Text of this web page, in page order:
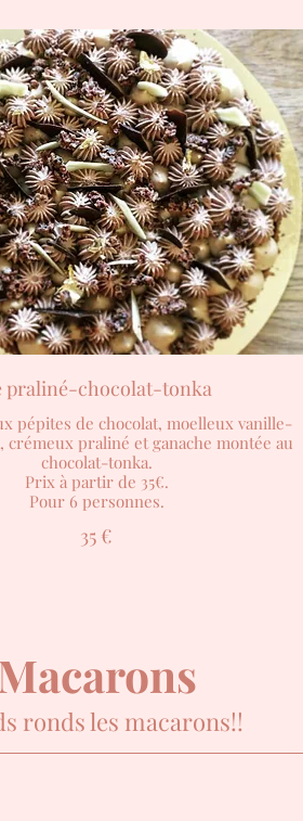
praliné-chocolat-tonka
pépites de chocolat, moelleux vanille-
praliné et ganache montée au
chocolat-tonka.
Prix à partir de 35€.
Pour 6 personnes.
35 €
ronds les macarons!!